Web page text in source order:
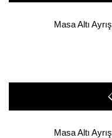
Masa Altı
Masa Altı